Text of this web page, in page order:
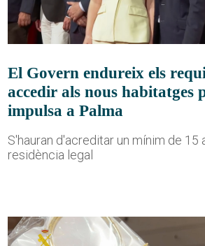
El Govern endureix els
accedir als nous habitatges
impulsa a Palma
S'hauran d'acreditar un mínim de 15
residència legal